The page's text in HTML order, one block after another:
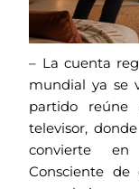
– La cuenta
mundial ya se
partido reúne
televisor,
convierte en
Consciente